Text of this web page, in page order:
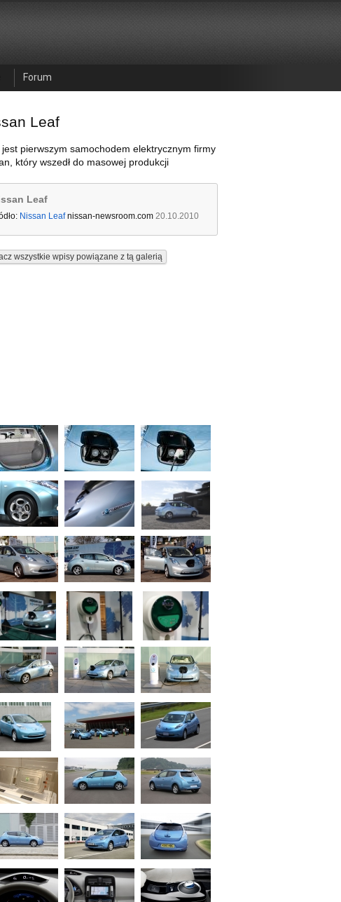
Forum
Leaf
jest pierwszym samochodem elektrycznym firmy
który wszedł do masowej produkcji
Leaf
Nissan Leaf nissan-newsroom.com 20.10.2010
wszystkie wpisy powiązane z tą galerią